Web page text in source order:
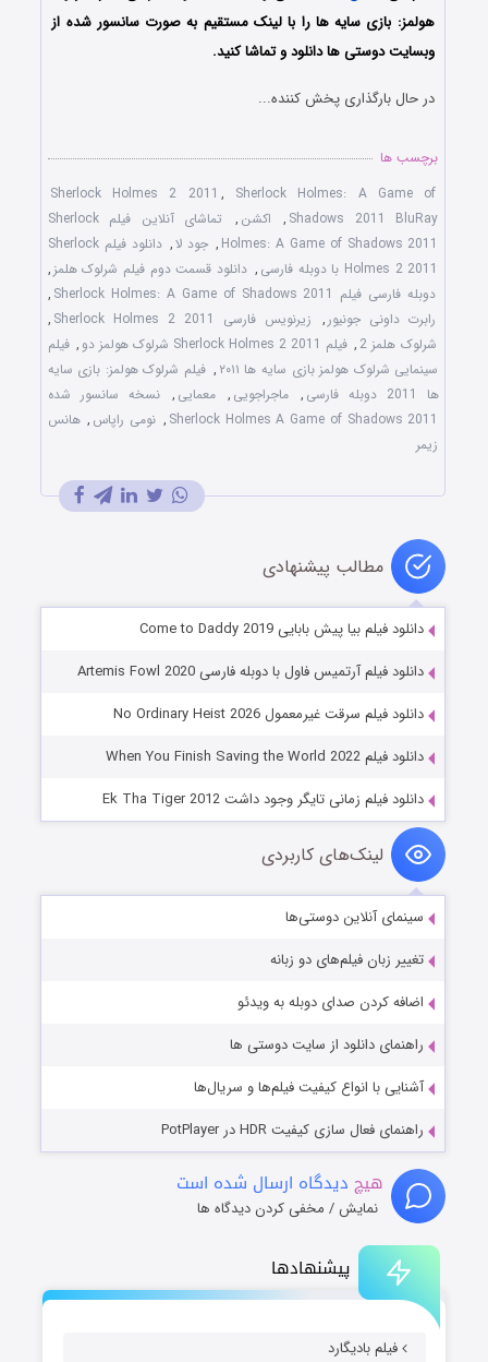
پیشنهادها
فیلم بادیگارد
هولمز: بازی سایه ها را با لینک مستقیم به صورت سانسور شده از
وبسایت دوستی ها دانلود و تماشا کنید.
در حال بارگذاری پخش کننده...
برچسب ها
Sherlock Holmes 2 2011 , Sherlock Holmes: A Game of
Shadows 2011 BluRay
, اکشن ,
تماشای آنلاین فیلم Sherlock
Holmes: A Game of Shadows 2011
, جود لا,
دانلود فیلم Sherlock
Holmes 2 2011 با دوبله فارسی
, دانلود قسمت دوم فیلم شرلوک هلمز ,
دوبله فارسی فیلم Sherlock Holmes: A Game of Shadows 2011
,
رابرت داونی جونیور , زیرنویس فارسی Sherlock Holmes 2 2011
,
شرلوک هلمز 2
, فیلم Sherlock Holmes 2 2011 شرلوک هولمز دو , فیلم
سینمایی شرلوک هولمز بازی سایه ها ۲۰۱۱
, فیلم شرلوک هولمز: بازی سایه
ها 2011 دوبله فارسی
, ماجراجویی , معمایی ,
نسخه سانسور شده
Sherlock Holmes A Game of Shadows 2011
, نومی راپاس , هانس
زیمر
مطالب پیشنهادی
دانلود فیلم بیا پیش بابایی Come to Daddy 2019
دانلود فیلم آرتمیس فاول با دوبله فارسی Artemis Fowl 2020
دانلود فیلم سرقت غیرمعمول No Ordinary Heist 2026
دانلود فیلم When You Finish Saving the World 2022
دانلود فیلم زمانی تایگر وجود داشت Ek Tha Tiger 2012
لینک‌های کاربردی
سینمای آنلاین دوستی‌ها
تغییر زبان فیلم‌های دو زبانه
اضافه کردن صدای دوبله به ویدئو
راهنمای دانلود از سایت دوستی ها
آشنایی با انواع کیفیت فیلم‌ها و سریال‌ها
راهنمای فعال سازی کیفیت HDR در PotPlayer
هیچ دیدگاه ارسال شده است
نمایش / مخفی کردن دیدگاه ها